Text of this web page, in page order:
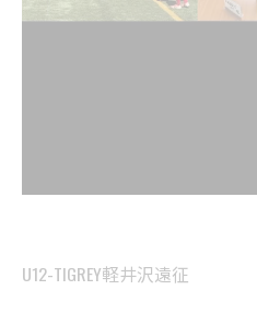
U12-TIGREY軽井沢遠征